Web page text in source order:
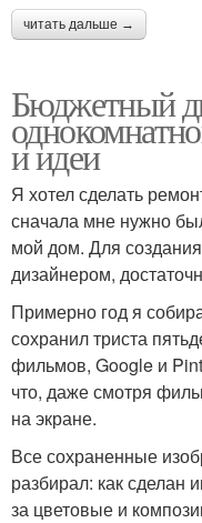
читать дальше →
Бюджетный
и идеи
Я хотел сделать
сначала мне нужно
мой дом. Для
дизайнером,
Примерно год я
сохранил триста
фильмов, Google и
что, даже смотря
на экране.
Все сохраненные
разбирал: как сделан
за цветовые и